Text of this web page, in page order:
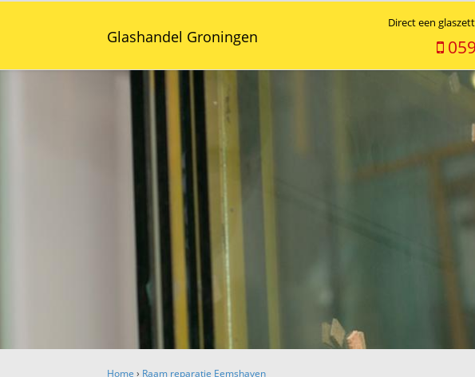
Glashandel Groningen
Direct een
Home › Raam reparatie Eemshaven